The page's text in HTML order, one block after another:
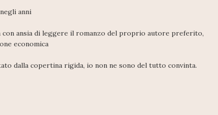
anni
ansia di leggere il romanzo del proprio autore preferito,
economica
dalla copertina rigida, io non ne sono del tutto convinta.